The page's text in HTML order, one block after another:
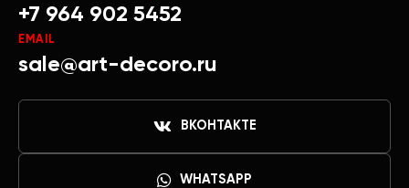
+7 964 902 5452
EMAIL
sale@art-decoro.ru
ВКОНТАКТЕ
WHATSAPP